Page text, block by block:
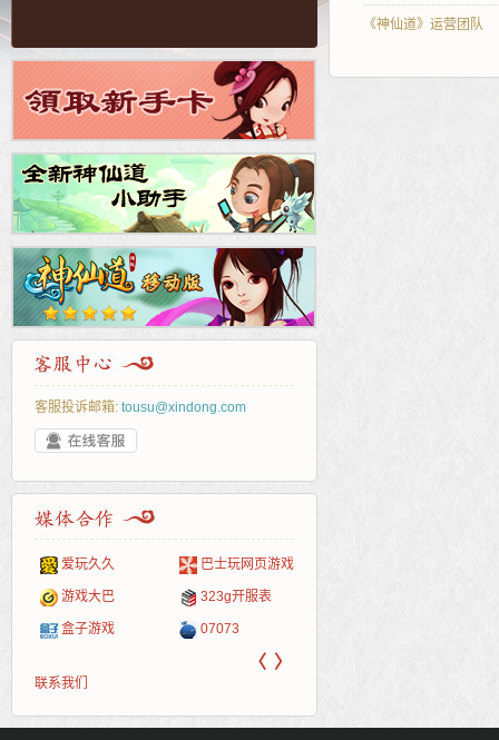
客服投诉邮箱: tousu@xindong.com
爱玩久久 巴士玩网页游戏
游戏大巴 323g开服表
盒子游戏 07073
〈 〉
联系我们
《神仙道》运营团队